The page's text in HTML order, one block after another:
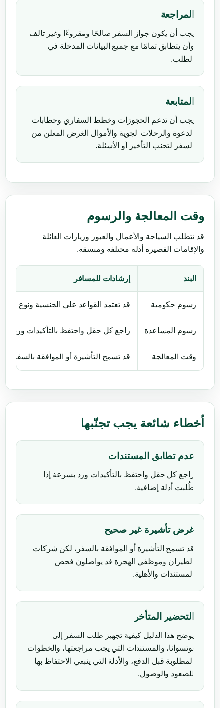
المراجعة
يجب أن يكون جواز السفر صالحًا ومقروءًا وغير تالف
وأن يتطابق تمامًا مع جميع البيانات المدخلة في
الطلب.
المتابعة
يجب أن تدعم الحجوزات وخطط السفاري وخطابات
الدعوة والرحلات الجوية والأموال الغرض المعلن من
السفر لتجنب التأخير أو الأسئلة.
وقت المعالجة والرسوم
قد تتطلب السياحة والأعمال والعبور وزيارات العائلة
والإقامات القصيرة أدلة مختلفة ومتسقة.
البند إرشادات للمسافر
رسوم حكومية قد تعتمد القواعد على الجنسية ونوع جواز
رسوم المساعدة راجع كل حقل واحتفظ بالتأكيدات ورد
وقت المعالجة قد تسمح التأشيرة أو الموافقة
أخطاء شائعة يجب تجنّبها
عدم تطابق المستندات
راجع كل حقل واحتفظ بالتأكيدات ورد بسرعة إذا
طُلبت أدلة إضافية.
غرض تأشيرة غير صحيح
قد تسمح التأشيرة أو الموافقة بالسفر، لكن شركات
الطيران وموظفي الهجرة قد يواصلون فحص
المستندات والأهلية.
التحضير المتأخر
يوضح هذا الدليل كيفية تجهيز طلب السفر إلى
بوتسوانا، والمستندات التي يجب مراجعتها، والخطوات
المطلوبة قبل الدفع، والأدلة التي ينبغي الاحتفاظ بها
للصعود والوصول.